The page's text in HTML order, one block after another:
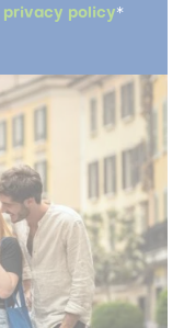
privacy policy*